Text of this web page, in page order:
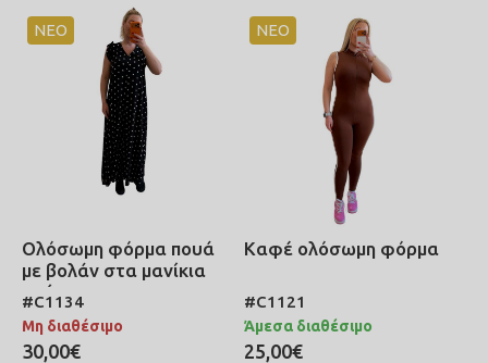
ΝΕΟ
Ολόσωμη φόρμα πουά
με βολάν στα μανίκια
μαύρη
#C1134
Μη διαθέσιμο
30,00€
ΝΕΟ
Καφέ ολόσωμη φόρμα
#C1121
Άμεσα διαθέσιμο
25,00€